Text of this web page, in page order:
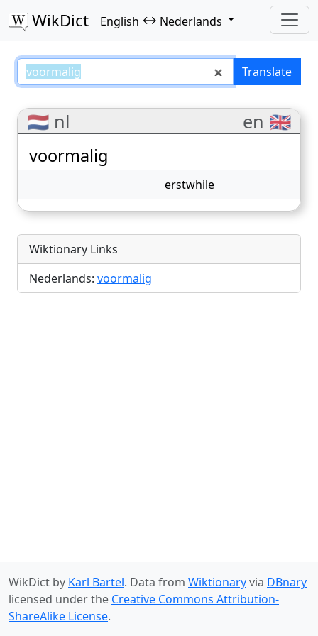
WikDict English ↔ Nederlands
voormalig – Translate
🇳🇱 nl en 🇬🇧
voormalig
erstwhile
Wiktionary Links
Nederlands: voormalig
WikDict by Karl Bartel. Data from Wiktionaryvia DBnary
licensed under the Creative Commons Attribution-
ShareAlike License.